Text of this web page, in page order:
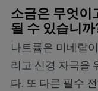
소금은 무엇이
될 수 있습니까
나트륨은 미네랄
리고 신경 자극을
다. 또 다른 필수